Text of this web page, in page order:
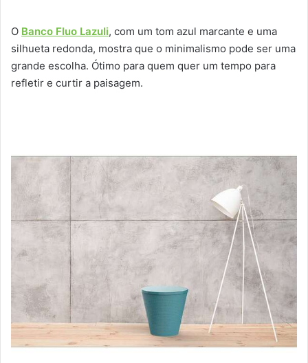
O Banco Fluo Lazuli, com um tom azul marcante e uma
silhueta redonda, mostra que o minimalismo pode ser uma
grande escolha. Ótimo para quem quer um tempo para
refletir e curtir a paisagem.